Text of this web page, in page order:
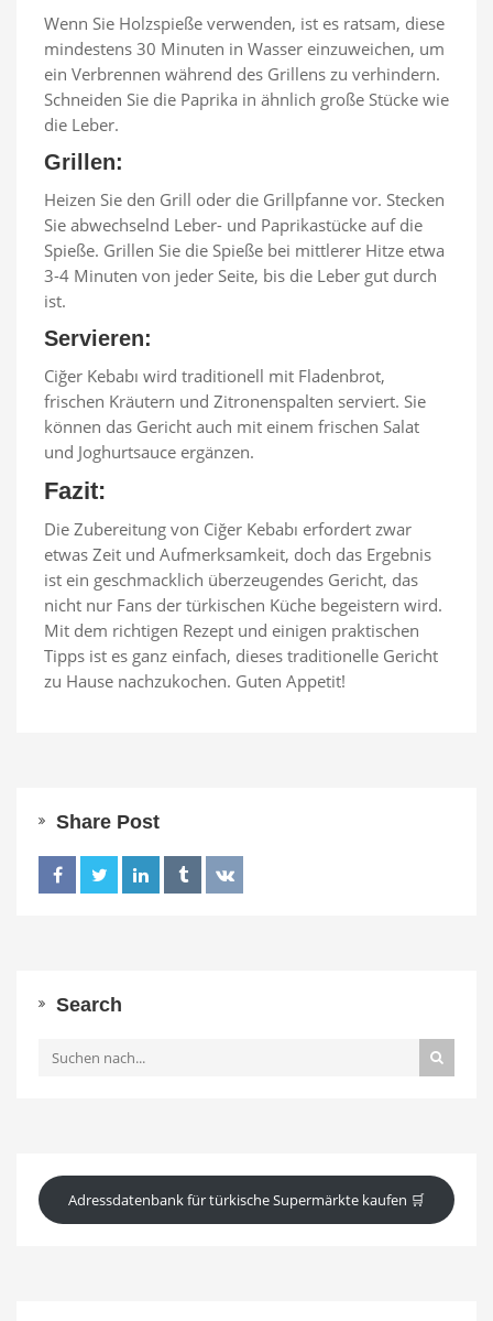
Wenn Sie Holzspieße verwenden, ist es ratsam, diese
mindestens 30 Minuten in Wasser einzuweichen, um
ein Verbrennen während des Grillens zu verhindern.
Schneiden Sie die Paprika in ähnlich große Stücke wie
die Leber.
Grillen:
Heizen Sie den Grill oder die Grillpfanne vor. Stecken
Sie abwechselnd Leber- und Paprikastücke auf die
Spieße. Grillen Sie die Spieße bei mittlerer Hitze etwa
3-4 Minuten von jeder Seite, bis die Leber gut durch
ist.
Servieren:
Ciğer Kebabı wird traditionell mit Fladenbrot,
frischen Kräutern und Zitronenspalten serviert. Sie
können das Gericht auch mit einem frischen Salat
und Joghurtsauce ergänzen.
Fazit:
Die Zubereitung von Ciğer Kebabı erfordert zwar
etwas Zeit und Aufmerksamkeit, doch das Ergebnis
ist ein geschmacklich überzeugendes Gericht, das
nicht nur Fans der türkischen Küche begeistern wird.
Mit dem richtigen Rezept und einigen praktischen
Tipps ist es ganz einfach, dieses traditionelle Gericht
zu Hause nachzukochen. Guten Appetit!
Share Post
Search
Adressdatenbank für türkische Supermärkte kaufen 🛒